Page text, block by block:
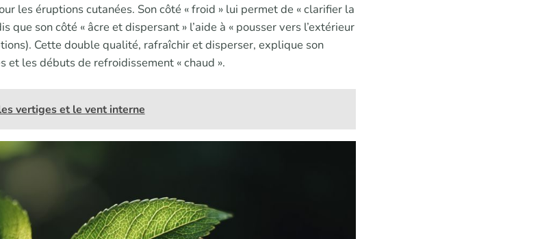
les éruptions cutanées. Son côté « froid » lui permet de « clarifier la
que son côté « âcre et dispersant » l’aide à « pousser vers l’extérieur
Cette double qualité, rafraîchir et disperser, explique son
et les débuts de refroidissement « chaud ».
vertiges et le vent interne